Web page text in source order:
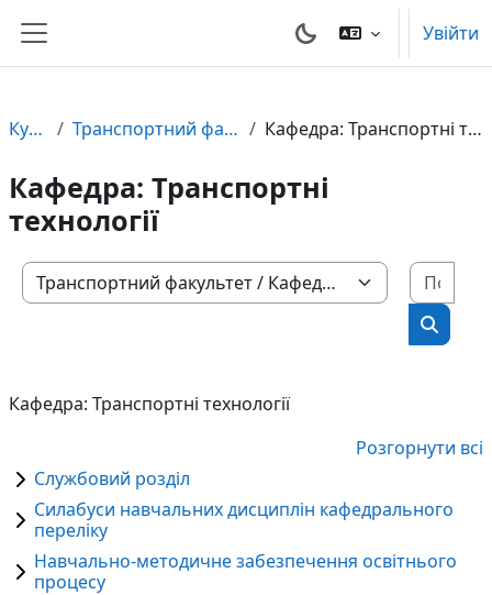
Бокова панель
Увійти
Курси Транспортний факультет Кафедра: Транспортні технології
Кафедра: Транспортні
технології
Категорії курсів
Пошук
Кафедра: Транспортні технології
Розгорнути всі
Службовий розділ
Силабуси навчальних дисциплін кафедрального
переліку
Навчально-методичне забезпечення освітнього
процесу